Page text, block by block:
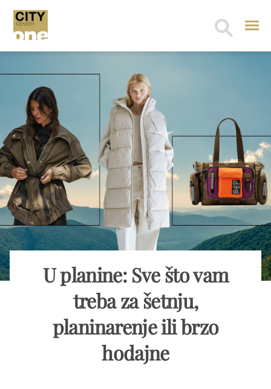
Search
U planine: Sve što vam
treba za šetnju,
planinarenje ili brzo
hodajne